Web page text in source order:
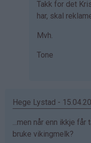
på
av
Kristine
Det…
Takk for det
har, skal
Mvh.
Tone
Hege Lystad -
...men når enn ikkje får
bruke vikingmelk?